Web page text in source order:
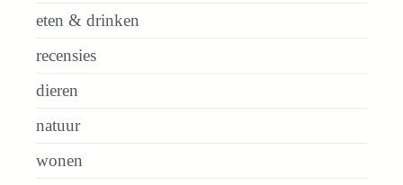
eten & drinken
recensies
dieren
natuur
wonen